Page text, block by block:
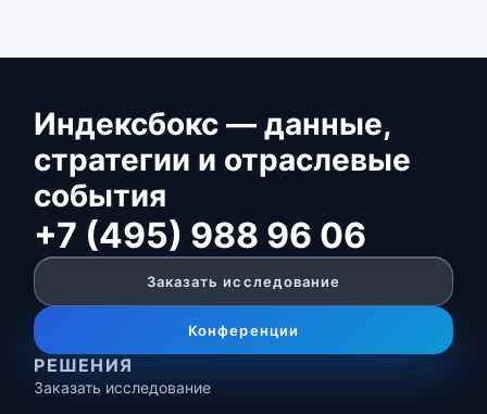
Индексбокс — данные,
стратегии и отраслевые
события
+7 (495) 988 96 06
Заказать исследование
Конференции
РЕШЕНИЯ
Заказать исследование